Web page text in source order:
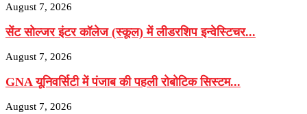
August 7, 2026
सेंट सोल्जर इंटर कॉलेज (स्कूल) में लीडरशिप इन्वेस्टिचर...
August 7, 2026
GNA यूनिवर्सिटी में पंजाब की पहली रोबोटिक सिस्टम...
August 7, 2026